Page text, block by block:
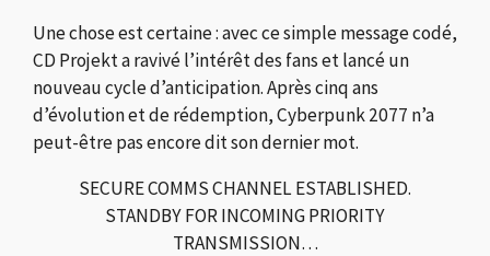
Une chose est certaine : avec ce simple message codé,
CD Projekt a ravivé l’intérêt des fans et lancé un
nouveau cycle d’anticipation. Après cinq ans
d’évolution et de rédemption, Cyberpunk 2077 n’a
peut-être pas encore dit son dernier mot.
SECURE COMMS CHANNEL ESTABLISHED.
STANDBY FOR INCOMING PRIORITY
TRANSMISSION…